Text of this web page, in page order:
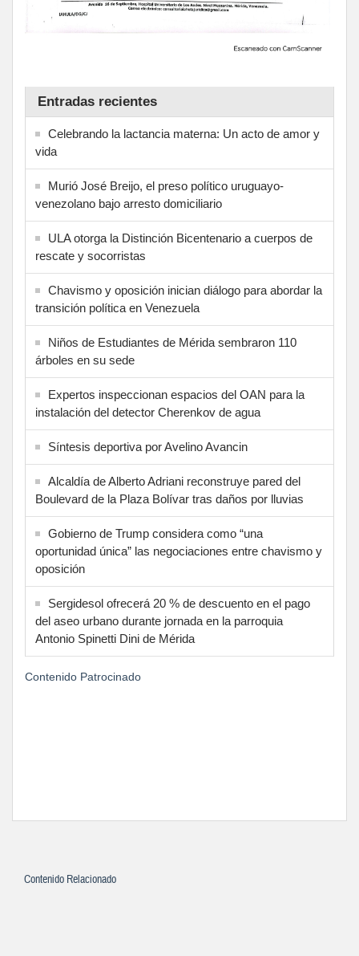
Entradas recientes
Celebrando la lactancia materna: Un acto de amor y
vida
Murió José Breijo, el preso político uruguayo-
venezolano bajo arresto domiciliario
ULA otorga la Distinción Bicentenario a cuerpos de
rescate y socorristas
Chavismo y oposición inician diálogo para abordar la
transición política en Venezuela
Niños de Estudiantes de Mérida sembraron 110
árboles en su sede
Expertos inspeccionan espacios del OAN para la
instalación del detector Cherenkov de agua
Síntesis deportiva por Avelino Avancin
Alcaldía de Alberto Adriani reconstruye pared del
Boulevard de la Plaza Bolívar tras daños por lluvias
Gobierno de Trump considera como “una
oportunidad única” las negociaciones entre chavismo y
oposición
Sergidesol ofrecerá 20 % de descuento en el pago
del aseo urbano durante jornada en la parroquia
Antonio Spinetti Dini de Mérida
Contenido Patrocinado
Contenido Relacionado